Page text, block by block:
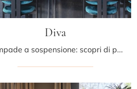
Diva
Lampade a sospensione: scopri di più sulla lampada Diva in metallo che ti presentiamo.